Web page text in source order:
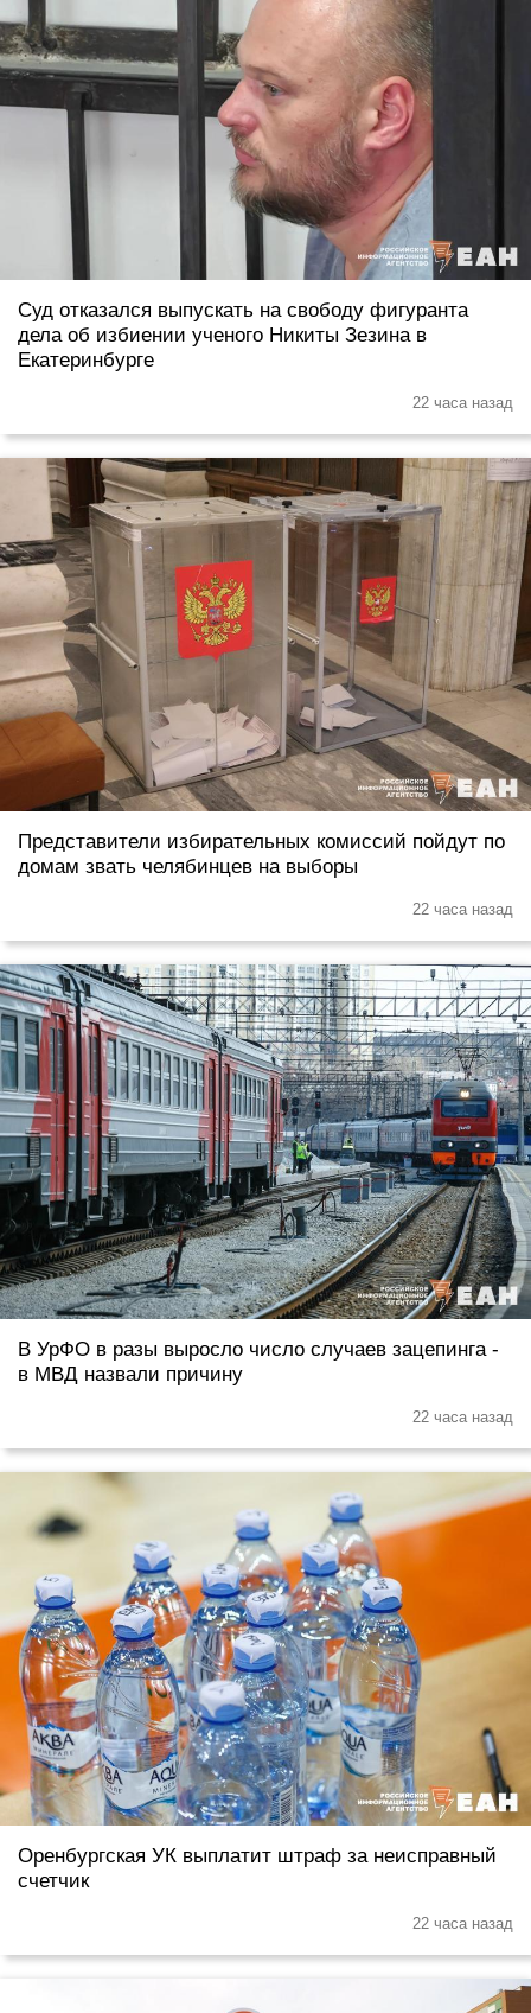
Суд отказался выпускать на свободу фигуранта
дела об избиении ученого Никиты Зезина в
Екатеринбурге
22 часа назад
Представители избирательных комиссий пойдут по
домам звать челябинцев на выборы
22 часа назад
В УрФО в разы выросло число случаев зацепинга -
в МВД назвали причину
22 часа назад
Оренбургская УК выплатит штраф за неисправный
счетчик
22 часа назад